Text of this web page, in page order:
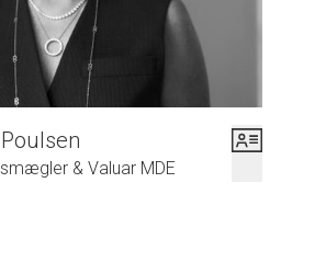
& Valuar MDE